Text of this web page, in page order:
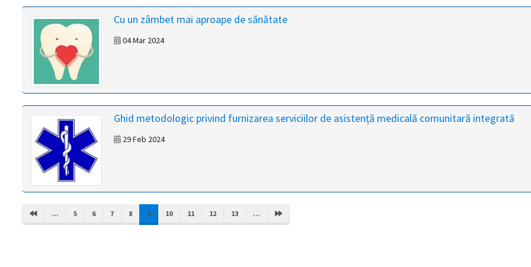
Cu un zâmbet mai aproape de sănătate
04 Mar 2024
Ghid metodologic privind furnizarea serviciilor de asistență medicală comunitară integrată
29 Feb 2024
... 5 6 7 8 9(CURRENT)
10 11 12 13 ...